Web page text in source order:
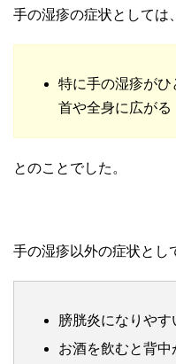
手の湿疹の症状としては、
特に手の湿疹がひ
首や全身に広がる
とのことでした。
手の湿疹以外の症状とし
膀胱炎になりやす
お酒を飲むと背中